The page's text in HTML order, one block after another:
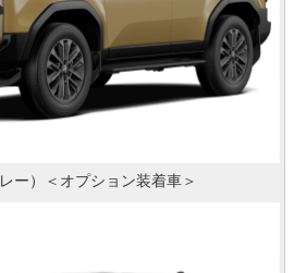
ー）＜オプション装着車＞